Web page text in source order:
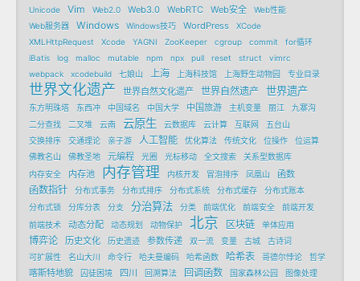
Unicode Vim Web2.0 Web3.0 WebRTC Web安全
Web性能
Web服务器
Windows Windows技巧 WordPress
XCode
XMLHttpRequest
Xcode YAGNI ZooKeeper cgroup commit
for循环
iBatis
log malloc mutable npm npx pull reset struct
vimrc
webpack
xcodebuild 七娘山 上海 上海科技馆 上海野生动物园 专业目录
世界文化遗产 世界自然文化遗产 世界自然遗产 世界遗产
东方明珠塔 东西冲 中国域名 中国大学 中国旅游 主机变量 丽江
九寨沟
二分查找
二叉堆 云南 云原生 云数据库 云计算 互联网
五台山
交换排序
交通理论 亲子游 人工智能 优化算法 传统文化 位操作
位运算
佛教名山
佛教圣地 元编程 光圈 光标移动 全文搜索
关系型数据库
内存安全
内存池 内存管理 内核开发 冒泡排序 凤凰山 函数
函数指针 分布式事务 分布式排序 分布式系统 分布式缓存
分布式账本
分布式锁
分库分表 分支 分治算法 分类 前端优化 前端安全
前端开发
前端技术
动态分配 动态规划 动物保护 北京 区块链 单体应用
博弈论 历史文化 历史遗迹 参数传递 双一流 变量 古城
古诗词
可扩展性
名山大川 命令行 哈夫曼编码 哈希函数 哈希表 哥德尔悖论 哲学
喀斯特地貌 囚徒困境 四川 回溯算法 回调函数 国家森林公园
图像处理